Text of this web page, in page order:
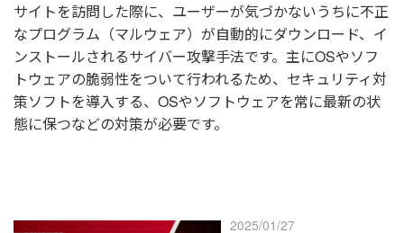
サイトを訪問した際に、ユーザーが気づかないうちに不正
なプログラム（マルウェア）が自動的にダウンロード、イ
ンストールされるサイバー攻撃手法です。主にOSやソフ
トウェアの脆弱性をついて行われるため、セキュリティ対
策ソフトを導入する、OSやソフトウェアを常に最新の状
態に保つなどの対策が必要です。
2025/01/27